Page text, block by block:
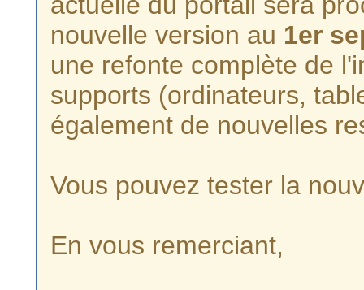
nouvelle version au 1er
une refonte complète de
supports (ordinateurs,
également de nouvelles
Vous pouvez tester la
En vous remerciant,